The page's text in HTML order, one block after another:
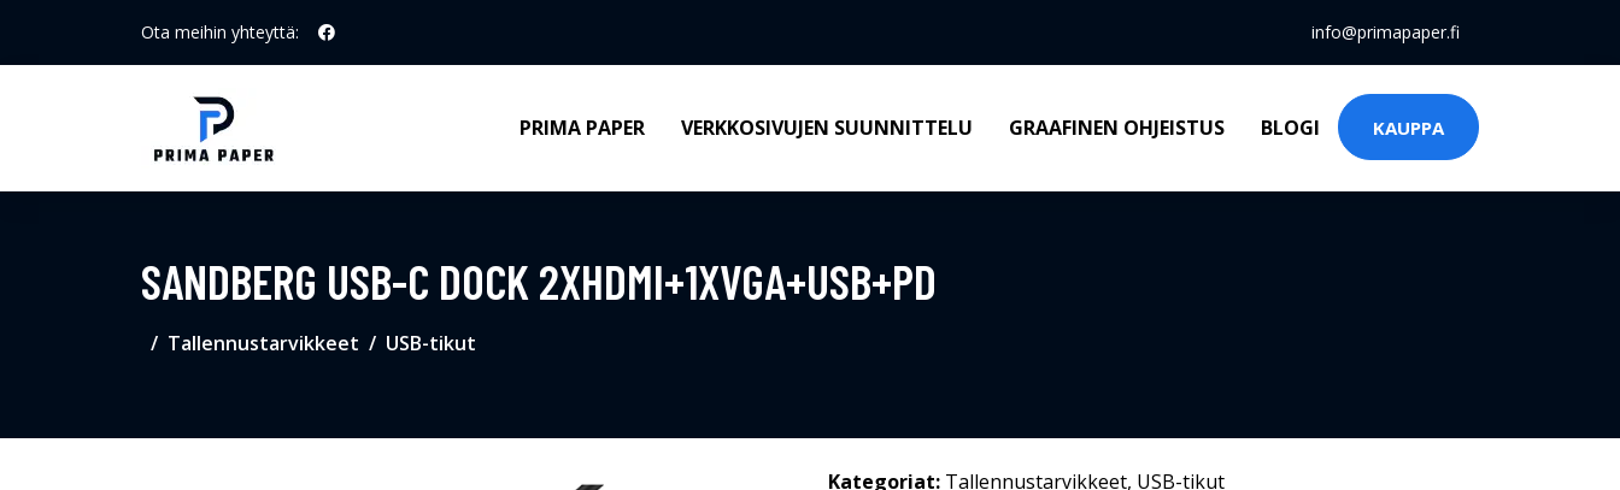
Ota meihin yhteyttä: info@primapaper.fi
PRIMA PAPER VERKKOSIVUJEN SUUNNITTELU GRAAFINEN OHJEISTUS BLOGI KAUPPA
SANDBERG USB-C DOCK 2XHDMI+1XVGA+USB+PD
Tallennustarvikkeet USB-tikut
Kategoriat: Tallennustarvikkeet, USB-tikut